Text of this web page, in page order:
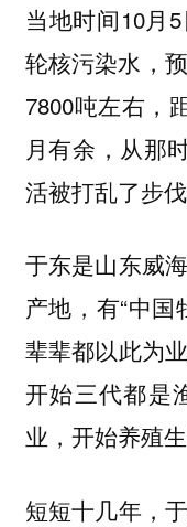
当地时间10月
轮核污染水，
7800吨左右，
月有余，从那
活被打乱了步伐
于东是山东威
产地，有“中国
辈辈都以此为
开始三代都是
业，开始养殖生
短短十几年，